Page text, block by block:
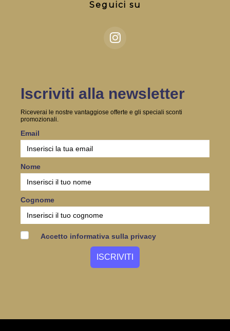
Seguici su
Iscriviti alla newsletter
Riceverai le nostre vantaggiose offerte e gli speciali sconti
promozionali.
Email
Nome
Cognome
Accetto informativa sulla privacy